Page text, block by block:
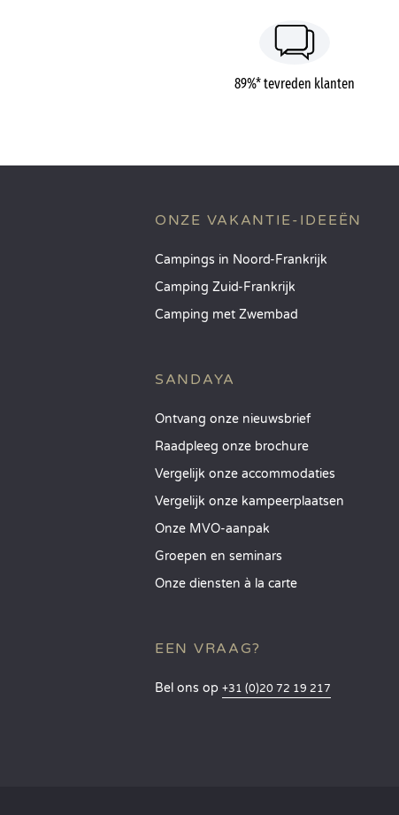
89%* tevreden klanten
ONZE VAKANTIE-IDEEËN
Campings in Noord-Frankrijk
Camping Zuid-Frankrijk
Camping met Zwembad
SANDAYA
Ontvang onze nieuwsbrief
Raadpleeg onze brochure
Vergelijk onze accommodaties
Vergelijk onze kampeerplaatsen
Onze MVO-aanpak
Groepen en seminars
Onze diensten à la carte
EEN VRAAG?
Bel ons op +31 (0)20 72 19 217